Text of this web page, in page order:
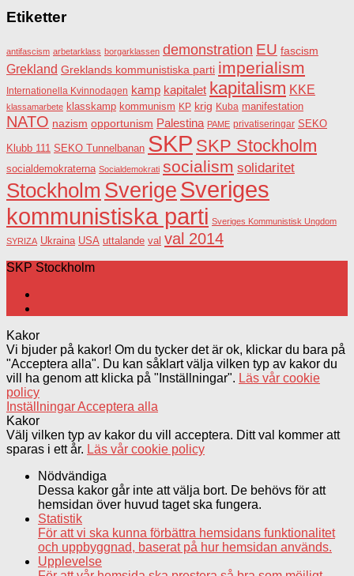
Etiketter
antifascism arbetarklass borgarklassen demonstration EU fascism
Grekland Greklands kommunistiska parti imperialism
Internationella Kvinnodagen kamp kapitalet kapitalism KKE
klassamarbete klasskamp kommunism KP krig Kuba manifestation
NATO nazism opportunism Palestina PAME privatiseringar SEKO
Klubb 111 SEKO Tunnelbanan SKP SKP Stockholm
socialdemokraterna Socialdemokrati socialism solidaritet
Stockholm SverigeSveriges
kommunistiska parti Sveriges Kommunistisk Ungdom
SYRIZA Ukraina USA uttalande val val 2014
SKP Stockholm
Kakor
Vi bjuder på kakor! Om du tycker det är ok, klickar du bara på
"Acceptera alla". Du kan såklart välja vilken typ av kakor du
vill ha genom att klicka på "Inställningar". Läs vår cookie
policy
InställningarAcceptera alla
Kakor
Välj vilken typ av kakor du vill acceptera. Ditt val kommer att
sparas i ett år. Läs vår cookie policy
Nödvändiga
Dessa kakor går inte att välja bort. De behövs för att
hemsidan över huvud taget ska fungera.
Statistik
För att vi ska kunna förbättra hemsidans funktionalitet
och uppbyggnad, baserat på hur hemsidan används.
Upplevelse